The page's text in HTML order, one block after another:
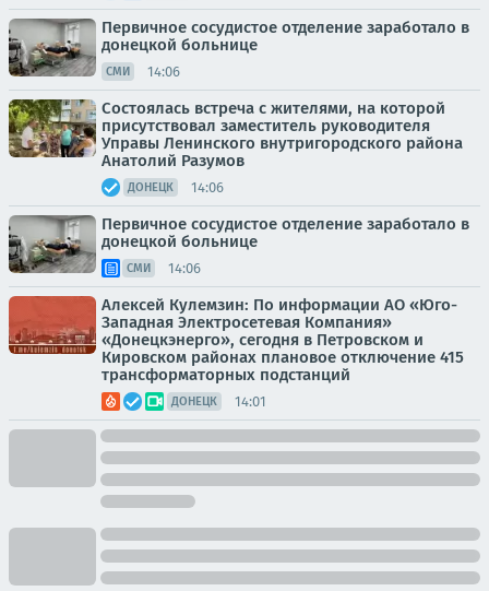
Первичное сосудистое отделение заработало в
донецкой больнице
СМИ 14:06
Состоялась встреча с жителями, на которой
присутствовал заместитель руководителя
Управы Ленинского внутригородского района
Анатолий Разумов
ДОНЕЦК 14:06
Первичное сосудистое отделение заработало в
донецкой больнице
СМИ 14:06
Алексей Кулемзин: По информации АО «Юго-
Западная Электросетевая Компания»
«Донецкэнерго», сегодня в Петровском и
Кировском районах плановое отключение 415
трансформаторных подстанций
ДОНЕЦК 14:01